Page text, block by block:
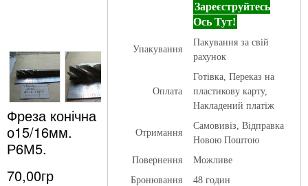
Фреза конічна
о15/16мм.
Р6М5.
70,00гр
Зареєструйтесь
Ось Тут!
Упакування
Пакування за свій
рахунок
Оплата
Готівка, Переказ на
пластикову карту,
Накладений платіж
Отримання
Самовивіз, Відправка
Новою Поштою
Повернення
Можливе
Бронювання
48 годин